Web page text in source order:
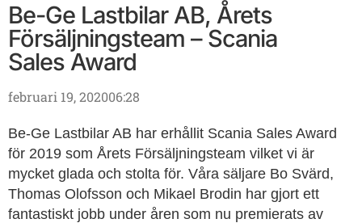
Be-Ge Lastbilar AB, Årets
Försäljningsteam – Scania
Sales Award
februari 19, 202006:28
Be-Ge Lastbilar AB har erhållit Scania Sales Award
för 2019 som Årets Försäljningsteam vilket vi är
mycket glada och stolta för. Våra säljare Bo Svärd,
Thomas Olofsson och Mikael Brodin har gjort ett
fantastiskt jobb under åren som nu premierats av